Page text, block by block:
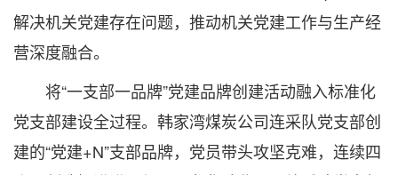
解决机关党建存在问题，推动机关党建工作与生产经
营深度融合。
将“一支部一品牌”党建品牌创建活动融入标准化
党支部建设全过程。韩家湾煤炭公司连采队党支部创
建的“党建+N”支部品牌，党员带头攻坚克难，连续四